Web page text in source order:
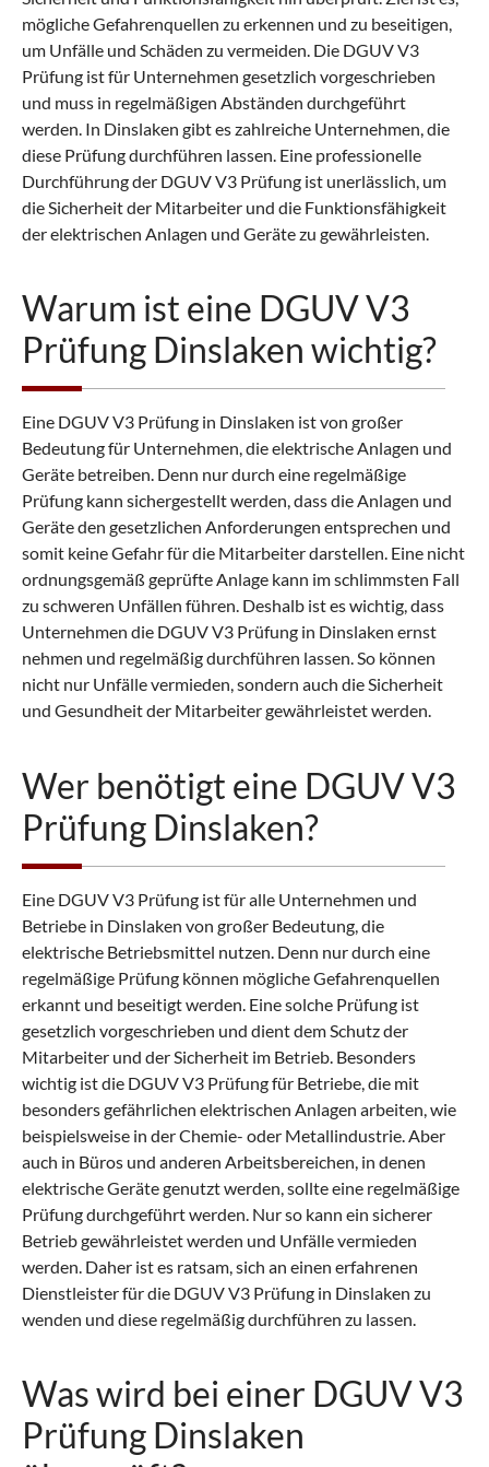
mögliche Gefahrenquellen zu erkennen und zu beseitigen,
um Unfälle und Schäden zu vermeiden. Die DGUV V3
Prüfung ist für Unternehmen gesetzlich vorgeschrieben
und muss in regelmäßigen Abständen durchgeführt
werden. In Dinslaken gibt es zahlreiche Unternehmen, die
diese Prüfung durchführen lassen. Eine professionelle
Durchführung der DGUV V3 Prüfung ist unerlässlich, um
die Sicherheit der Mitarbeiter und die Funktionsfähigkeit
der elektrischen Anlagen und Geräte zu gewährleisten.
Warum ist eine DGUV V3
Prüfung Dinslaken wichtig?
Eine DGUV V3 Prüfung in Dinslaken ist von großer
Bedeutung für Unternehmen, die elektrische Anlagen und
Geräte betreiben. Denn nur durch eine regelmäßige
Prüfung kann sichergestellt werden, dass die Anlagen und
Geräte den gesetzlichen Anforderungen entsprechen und
somit keine Gefahr für die Mitarbeiter darstellen. Eine nicht
ordnungsgemäß geprüfte Anlage kann im schlimmsten Fall
zu schweren Unfällen führen. Deshalb ist es wichtig, dass
Unternehmen die DGUV V3 Prüfung in Dinslaken ernst
nehmen und regelmäßig durchführen lassen. So können
nicht nur Unfälle vermieden, sondern auch die Sicherheit
und Gesundheit der Mitarbeiter gewährleistet werden.
Wer benötigt eine DGUV V3
Prüfung Dinslaken?
Eine DGUV V3 Prüfung ist für alle Unternehmen und
Betriebe in Dinslaken von großer Bedeutung, die
elektrische Betriebsmittel nutzen. Denn nur durch eine
regelmäßige Prüfung können mögliche Gefahrenquellen
erkannt und beseitigt werden. Eine solche Prüfung ist
gesetzlich vorgeschrieben und dient dem Schutz der
Mitarbeiter und der Sicherheit im Betrieb. Besonders
wichtig ist die DGUV V3 Prüfung für Betriebe, die mit
besonders gefährlichen elektrischen Anlagen arbeiten, wie
beispielsweise in der Chemie- oder Metallindustrie. Aber
auch in Büros und anderen Arbeitsbereichen, in denen
elektrische Geräte genutzt werden, sollte eine regelmäßige
Prüfung durchgeführt werden. Nur so kann ein sicherer
Betrieb gewährleistet werden und Unfälle vermieden
werden. Daher ist es ratsam, sich an einen erfahrenen
Dienstleister für die DGUV V3 Prüfung in Dinslaken zu
wenden und diese regelmäßig durchführen zu lassen.
Was wird bei einer DGUV V3
Prüfung Dinslaken